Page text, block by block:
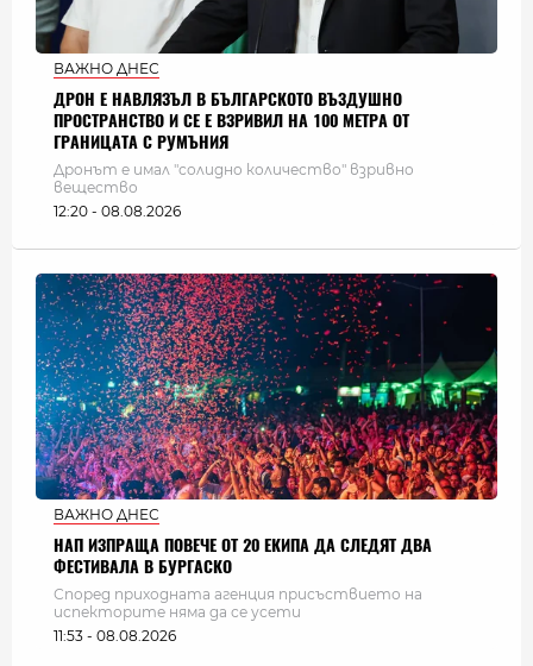
ВАЖНО ДНЕС
ДРОН Е НАВЛЯЗЪЛ В БЪЛГАРСКОТО ВЪЗДУШНО
ПРОСТРАНСТВО И СЕ Е ВЗРИВИЛ НА 100 МЕТРА ОТ
ГРАНИЦАТА С РУМЪНИЯ
Дронът е имал "солидно количество" взривно
вещество
12:20 - 08.08.2026
ВАЖНО ДНЕС
НАП ИЗПРАЩА ПОВЕЧЕ ОТ 20 ЕКИПА ДА СЛЕДЯТ ДВА
ФЕСТИВАЛА В БУРГАСКО
Според приходната агенция присъствието на
испекторите няма да се усети
11:53 - 08.08.2026